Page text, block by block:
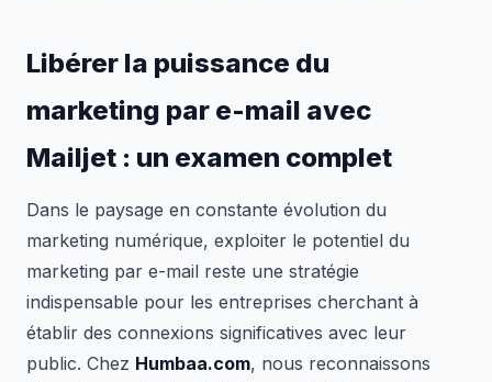
Libérer la puissance du
marketing par e-mail avec
Mailjet : un examen complet
Dans le paysage en constante évolution du
marketing numérique, exploiter le potentiel du
marketing par e-mail reste une stratégie
indispensable pour les entreprises cherchant à
établir des connexions significatives avec leur
public. Chez Humbaa.com, nous reconnaissons